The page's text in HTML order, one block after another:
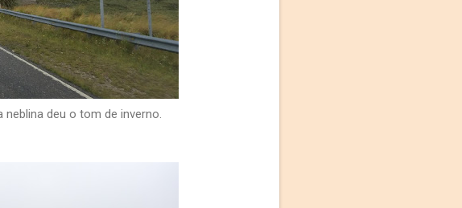
deu o tom de inverno.